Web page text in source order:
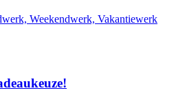
Weekendwerk, Vakantiewerk